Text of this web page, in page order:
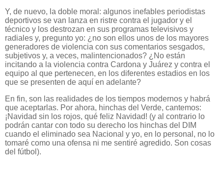
Y, de nuevo, la doble moral: algunos inefables periodistas
deportivos se van lanza en ristre contra el jugador y el
técnico y los destrozan en sus programas televisivos y
radiales y, pregunto yo: ¿no son ellos unos de los mayores
generadores de violencia con sus comentarios sesgados,
subjetivos y, a veces, malintencionados? ¿No están
incitando a la violencia contra Cardona y Juárez y contra el
equipo al que pertenecen, en los diferentes estadios en los
que se presenten de aquí en adelante?
En fin, son las realidades de los tiempos modernos y habrá
que aceptarlas. Por ahora, hinchas del Verde, cantemos:
¡Navidad sin los rojos, qué feliz Navidad! (y al contrario lo
podrán cantar con todo su derecho los hinchas del DIM
cuando el eliminado sea Nacional y yo, en lo personal, no lo
tomaré como una ofensa ni me sentiré agredido. Son cosas
del fútbol).